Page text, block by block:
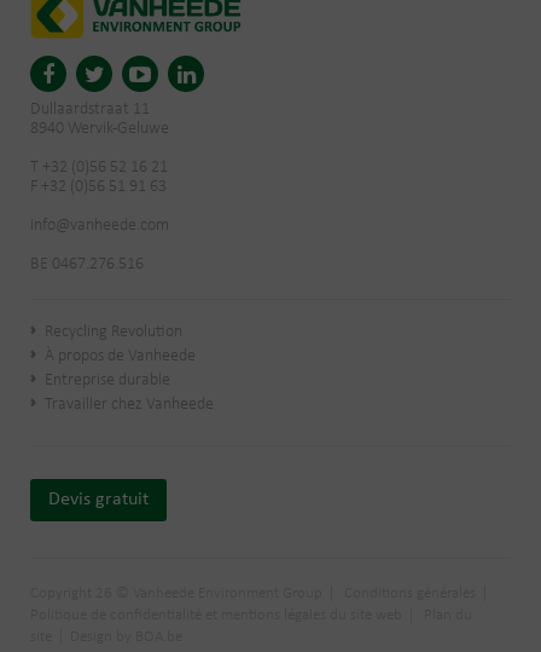
Dullaardstraat 11
8940 Wervik-Geluwe
T +32 (0)56 52 16 21
F +32 (0)56 51 91 63
info@vanheede.com
BE 0467.276.516
Recycling Revolution
À propos de Vanheede
Entreprise durable
Travailler chez Vanheede
Devis gratuit